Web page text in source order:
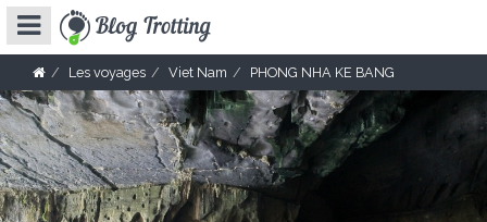
Les voyages Viet Nam PHONG NHA KE BANG